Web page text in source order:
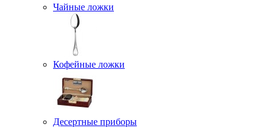
Чайные ложки
Кофейные ложки
Десертные приборы